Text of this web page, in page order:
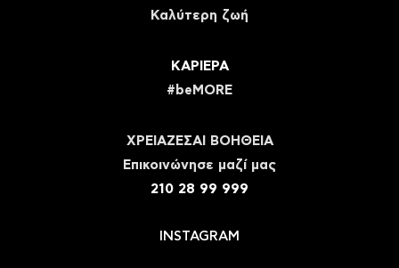
Καλύτερη ζωή
ΚΑΡΙΕΡΑ
#beMORE
ΧΡΕΙΑΖΕΣΑΙ ΒΟΗΘΕΙΑ
Eπικοινώνησε μαζί μας
210 28 99 999
INSTAGRAM